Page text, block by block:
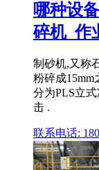
哪种设
碎机_作
制砂机,又称
粉碎成
分为PLS立
击 .
联系电话: